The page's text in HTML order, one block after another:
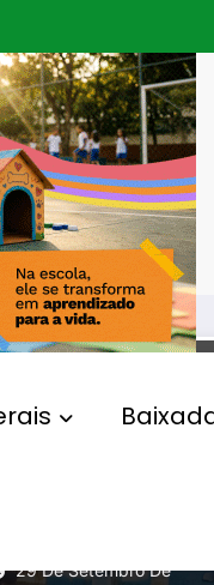
de
física
29 De Setembro De